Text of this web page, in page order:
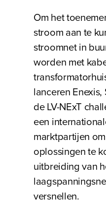
Om het
stroom aan te
stroomnet in
worden met
lanceren
de LV-NExT
een
marktpartijen
oplossingen te
uitbreiding van
versnellen.